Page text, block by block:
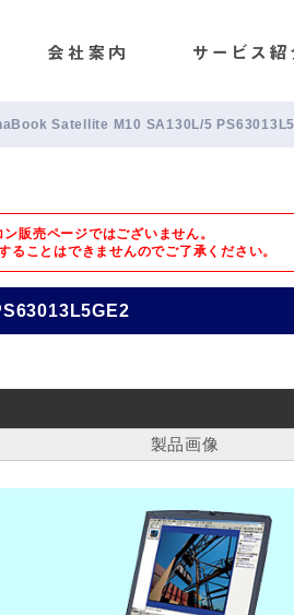
Satellite M10 SA130L/5
販売ページではございません。
ることはできませんのでご了承ください。
製品画像